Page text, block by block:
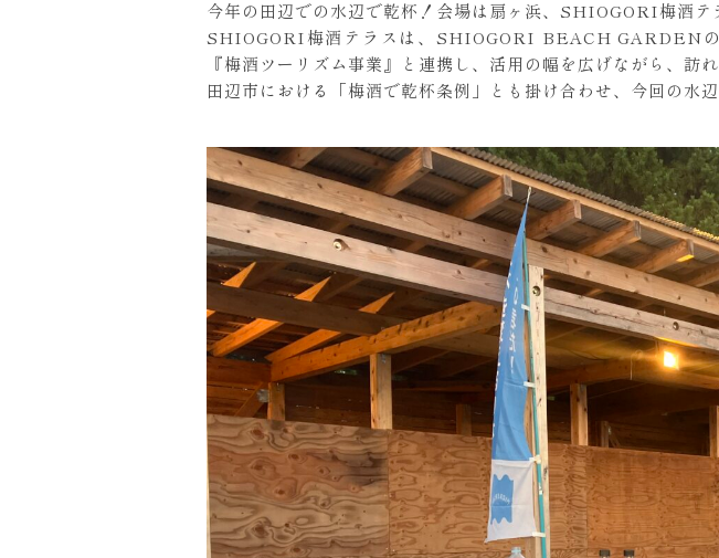
今年の田辺での水辺で乾杯！会場は扇ヶ浜、SHIOGORI梅酒テ
SHIOGORI梅酒テラスは、SHIOGORI BEACH GARDENの
『梅酒ツーリズム事業』と連携し、活用の幅を広げながら、訪
田辺市における「梅酒で乾杯条例」とも掛け合わせ、今回の水